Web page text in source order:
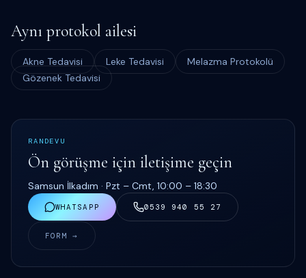
Aynı protokol ailesi
Akne Tedavisi Leke Tedavisi
Melazma Protokolü
Gözenek Tedavisi
RANDEVU
Ön görüşme için iletişime geçin
Samsun İlkadım · Pzt – Cmt, 10:00 – 18:30
WHATSAPP 0539 940 55 27
FORM →